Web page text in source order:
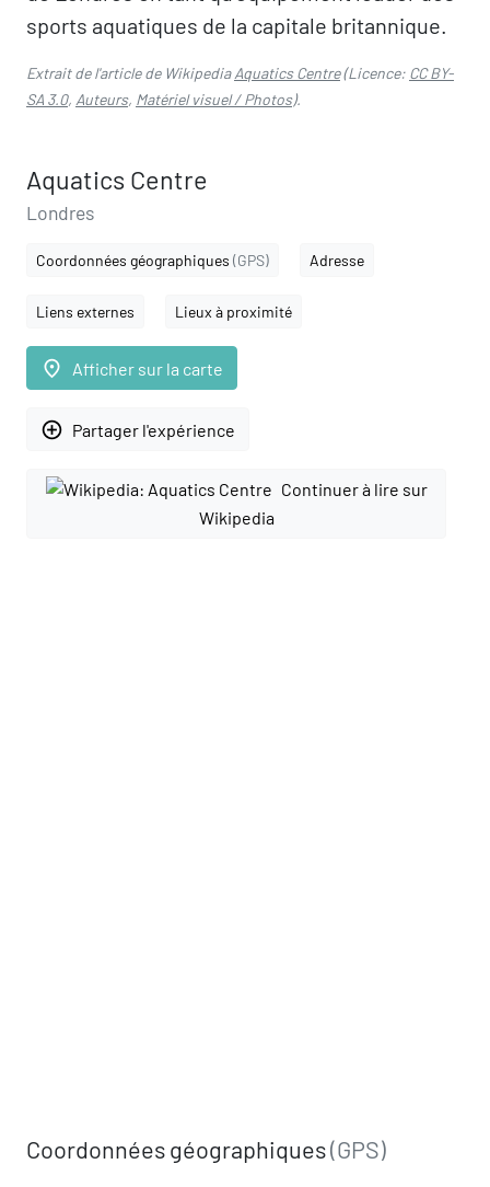
sports aquatiques de la capitale britannique.
Extrait de l'article de WikipediaAquatics Centre(Licence: CC BY-
SA 3.0, Auteurs, Matériel visuel / Photos).
Aquatics Centre
Londres
Coordonnées géographiques (GPS) Adresse
Liens externes Lieux à proximité
place Afficher sur la carte
add_circle_outline Partager l'expérience
Continuer à lire sur
Wikipedia
Coordonnées géographiques(GPS)